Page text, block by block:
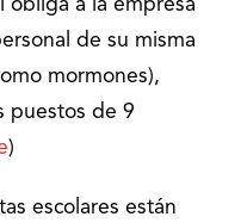
obliga a la empresa
de su misma
mormones),
puestos de 9
)
escolares están